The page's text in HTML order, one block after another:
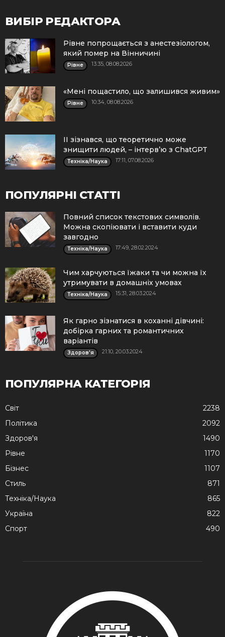
ВИБІР РЕДАКТОРА
Рівне попрощається з анестезіологом,
який помер на Вінничині
Рівне 13:35, 08.08.2026
«Мені пощастило, що залишився живим»
Рівне 10:34, 08.08.2026
ІІ зізнався, що теоретично може
знищити людей, – інтерв’ю з ChatGPT
Техніка/Наука 17:11, 07.08.2026
ПОПУЛЯРНІ СТАТТІ
Повний список текстових символів.
Можна скопіювати і вставити куди
завгодно
Техніка/Наука 17:49, 28.02.2024
Чим харчуються їжаки та чи можна їх
утримувати в домашніх умовах
Техніка/Наука 15:31, 28.03.2024
Як гарно зізнатися в коханні дівчині:
добірка гарних та романтичних
варіантів
Здоров'я 21:10, 20.03.2024
ПОПУЛЯРНА КАТЕГОРІЯ
Cвіт
2238
Політика
2092
Здоров'я
1490
Рівне
1170
Бізнес
1107
Стиль
871
Техніка/Наука
865
Україна
822
Спорт
490